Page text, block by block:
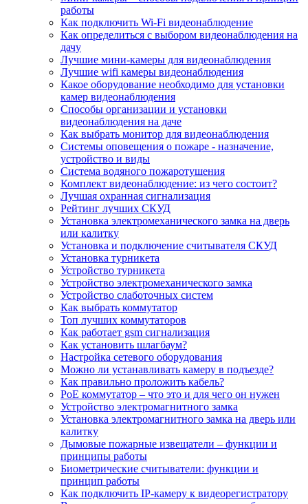
работы
Как подключить Wi-Fi видеонаблюдение
Как определиться с выбором видеонаблюдения на
дачу
Лучшие мини-камеры для видеонаблюдения
Лучшие wifi камеры видеонаблюдения
Какое оборудование необходимо для установки
камер видеонаблюдения
Способы организации и установки
видеонаблюдения на даче
Как выбрать монитор для видеонаблюдения
Системы оповещения о пожаре - назначение,
устройство и виды
Система водяного пожаротушения
Комплект видеонаблюдение: из чего состоит?
Лучшая охранная сигнализация
Рейтинг лучших СКУД
Установка электромеханического замка на дверь
или калитку
Установка и подключение считывателя СКУД
Установка турникета
Устройство турникета
Устройство электромеханического замка
Устройство слаботочных систем
Как выбрать коммутатор
Топ лучших коммутаторов
Как работает gsm сигнализация
Как установить шлагбаум?
Настройка сетевого оборудования
Можно ли устанавливать камеру в подъезде?
Как правильно проложить кабель?
PoE коммутатор – что это и для чего он нужен
Устройство электромагнитного замка
Установка электромагнитного замка на дверь или
калитку
Дымовые пожарные извещатели – функции и
принципы работы
Биометрические считыватели: функции и
принцип работы
Как подключить IP-камеру к видеорегистратору